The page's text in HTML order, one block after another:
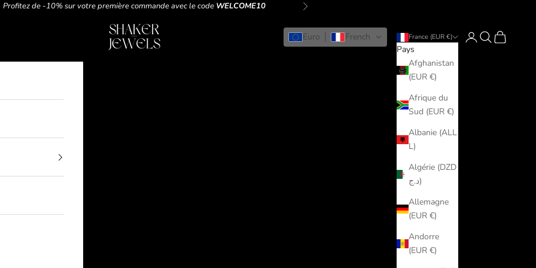
Profitez de -10% sur votre première commande avec le code WELCOME10 Suivant
SHAKER JEWELS
Euro French France (EUR €)
Pays
Afghanistan
(EUR €)
Afrique du
Sud (EUR €)
Albanie (ALL
L)
Algérie (DZD
د.ج)
Allemagne
(EUR €)
Andorre
(EUR €)
Connexion
Recherche
Panier